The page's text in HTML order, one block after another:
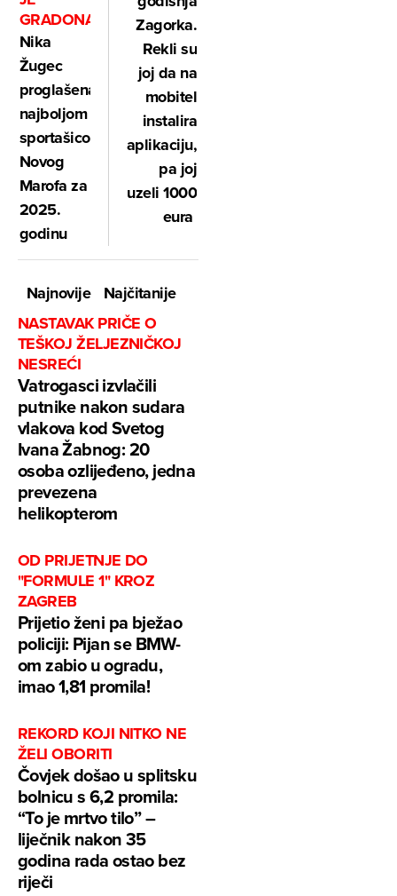
GRADONAČELNIK
Nika
Žugec
proglašena
najboljom
sportašicom
Novog
Marofa za
2025.
godinu
Zagorka.
Rekli su
joj da na
mobitel
instalira
aplikaciju,
pa joj
uzeli 1000
eura
Najnovije
Najčitanije
NASTAVAK PRIČE O
TEŠKOJ ŽELJEZNIČKOJ
NESREĆI
Vatrogasci izvlačili
putnike nakon sudara
vlakova kod Svetog
Ivana Žabnog: 20
osoba ozlijeđeno, jedna
prevezena
helikopterom
OD PRIJETNJE DO
"FORMULE 1" KROZ
ZAGREB
Prijetio ženi pa bježao
policiji: Pijan se BMW-
om zabio u ogradu,
imao 1,81 promila!
REKORD KOJI NITKO NE
ŽELI OBORITI
Čovjek došao u splitsku
bolnicu s 6,2 promila:
“To je mrtvo tilo” –
liječnik nakon 35
godina rada ostao bez
riječi